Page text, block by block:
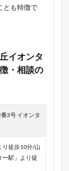
とも特徴で
イオンタ
・相談の
3号 イオンタ
り徒歩10分/山
ー駅」より徒